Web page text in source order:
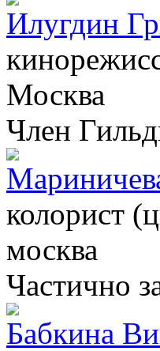
Илугдин
Москва
Член
колорист
москва
Частично
Бабкина